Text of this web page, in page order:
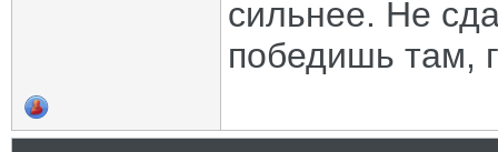
сильнее. Не
победишь там,